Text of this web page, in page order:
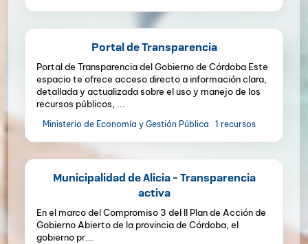
Portal de Transparencia
Portal de Transparencia del Gobierno de Córdoba Este
espacio te ofrece acceso directo a información clara,
detallada y actualizada sobre el uso y manejo de los
recursos públicos, ...
Ministerio de Economía y Gestión Pública 1 recursos
Municipalidad de Alicia - Transparencia
activa
En el marco del Compromiso 3 del II Plan de Acción de
Gobierno Abierto de la provincia de Córdoba, el
gobierno pr...